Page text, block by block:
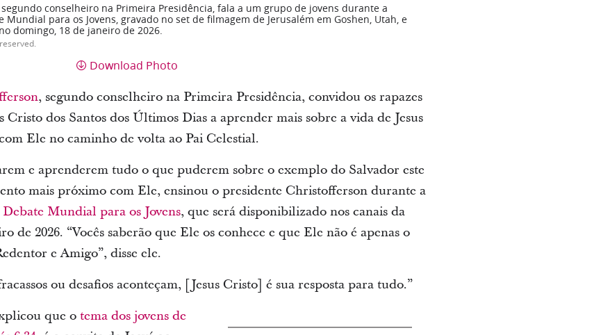
conselheiro na Primeira Presidência, fala a um grupo de jovens durante a
para os Jovens, gravado no set de filmagem de Jerusalém em Goshen, Utah, e
domingo, 18 de janeiro de 2026.
Download Photo
, segundo conselheiro na Primeira Presidência, convidou os rapazes
Cristo dos Santos dos Últimos Dias a aprender mais sobre a vida de Jesus
Ele no caminho de volta ao Pai Celestial.
e aprenderem tudo o que puderem sobre o exemplo do Salvador este
mais próximo com Ele, ensinou o presidente Christofferson durante a
Mundial para os Jovens, que será disponibilizado nos canais da
de 2026. “Vocês saberão que Ele os conhece e que Ele não é apenas o
e Amigo”, disse ele.
ou desafios aconteçam, [Jesus Cristo] é sua resposta para tudo.”
que o tema dos jovens de